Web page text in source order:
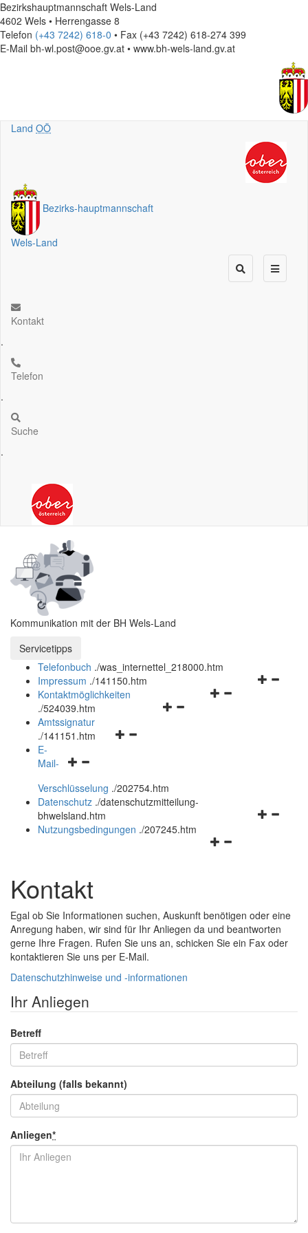
Bezirkshauptmannschaft Wels-Land
4602 Wels • Herrengasse 8
Telefon (+43 7242) 618-0 • Fax (+43 7242) 618-274 399
E-Mail bh-wl.post@ooe.gv.at • www.bh-wels-land.gv.at
Land OÖ
Bezirks-hauptmannschaft
Wels-Land
Kontakt
.
Telefon
.
Suche
.
Kommunikation mit der BH Wels-Land
Servicetipps öffnen und schließen
Servicetipps
Telefonbuch ./was_internettel_218000.htm
Navigationsmenü
Impressum ./141150.htm
Navigationsmenü
Kontaktmöglichkeiten
./524039.htm
Navigationsmenü
Amtssignatur
./141151.htm
Navigationsmenü
und
schließen
E-
Mail-
Verschlüsselung ./202754.htm
Datenschutz ./datenschutzmitteilung-
bhwelsland.htm
Navigationsmenü
Nutzungsbedingungen ./207245.htm
Kontakt
Egal ob Sie Informationen suchen, Auskunft benötigen oder eine
Anregung haben, wir sind für Ihr Anliegen da und beantworten
gerne Ihre Fragen. Rufen Sie uns an, schicken Sie ein Fax oder
kontaktieren Sie uns per E-Mail.
Datenschutzhinweise und -informationen
Ihr Anliegen
Betreff
Abteilung (falls bekannt)
Anliegen*